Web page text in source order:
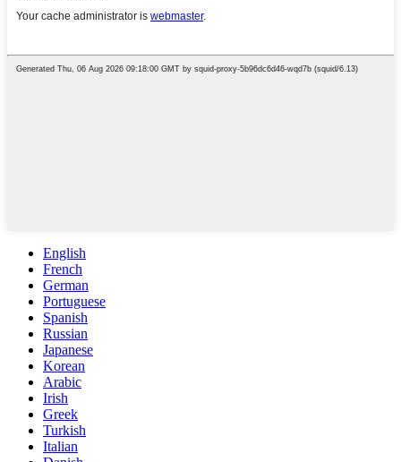
English
French
German
Portuguese
Spanish
Russian
Japanese
Korean
Arabic
Irish
Greek
Turkish
Italian